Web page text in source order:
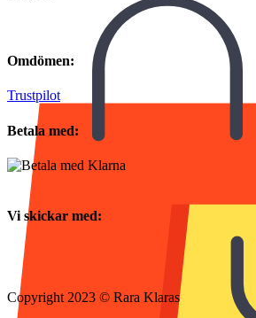
Omdömen:
Trustpilot
Betala med:
Vi skickar med:
Copyright 2023 © Rara Klaras